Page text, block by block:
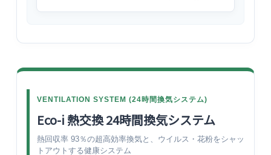
VENTILATION SYSTEM (24時間換気システム)
Eco-i 熱交換 24時間換気システム
熱回収率 93％の超高効率換気と、ウイルス・花粉をシャッ
トアウトする健康システム